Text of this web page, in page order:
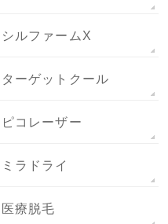
シルファームX
ターゲットクール
ピコレーザー
ミラドライ
医療脱毛